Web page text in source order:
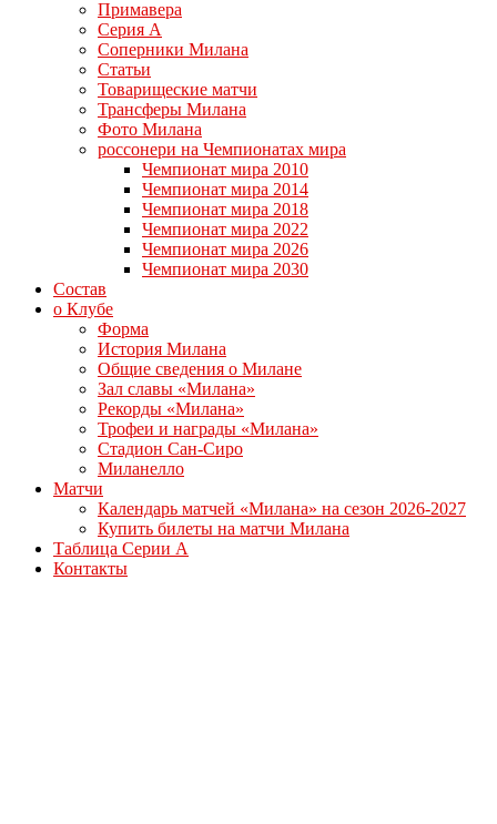
Примавера
Серия А
Соперники Милана
Статьи
Товарищеские матчи
Трансферы Милана
Фото Милана
россонери на Чемпионатах мира
Чемпионат мира 2010
Чемпионат мира 2014
Чемпионат мира 2018
Чемпионат мира 2022
Чемпионат мира 2026
Чемпионат мира 2030
Состав
о Клубе
Форма
История Милана
Общие сведения о Милане
Зал славы «Милана»
Рекорды «Милана»
Трофеи и награды «Милана»
Стадион Сан-Сиро
Миланелло
Матчи
Календарь матчей «Милана» на сезон 2026-2027
Купить билеты на матчи Милана
Таблица Серии А
Контакты